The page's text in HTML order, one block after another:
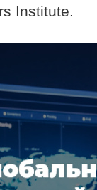
Institute.